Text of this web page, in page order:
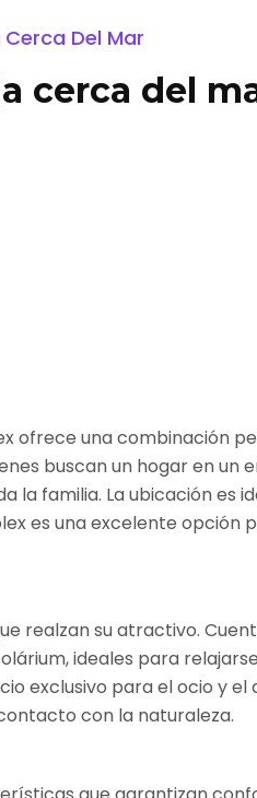
Del Mar
cerca del
ofrece una combinación
buscan un hogar en
familia. La ubicación es
es una excelente
realzan su atractivo.
ideales para
exclusivo para el ocio y
con la naturaleza.